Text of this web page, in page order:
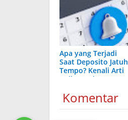
Apa yang Terjadi
Saat Deposito Jatuh
Tempo? Kenali Arti
Rollover dan
Komentar